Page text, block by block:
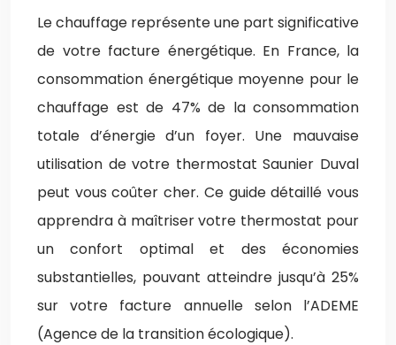
Le chauffage représente une part significative
de votre facture énergétique. En France, la
consommation énergétique moyenne pour le
chauffage est de 47% de la consommation
totale d’énergie d’un foyer. Une mauvaise
utilisation de votre thermostat Saunier Duval
peut vous coûter cher. Ce guide détaillé vous
apprendra à maîtriser votre thermostat pour
un confort optimal et des économies
substantielles, pouvant atteindre jusqu’à 25%
sur votre facture annuelle selon l’ADEME
(Agence de la transition écologique).